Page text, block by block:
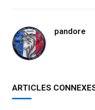
pandore
ARTICLES